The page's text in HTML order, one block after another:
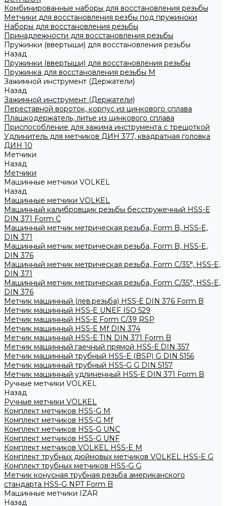
Комбинированные наборы для восстановления резьбы
Метчики для восстановления резбы под пружиноки
Наборы для восстановления резьбы
Принадлежности для восстановления резьбы
Пружинки (ввертыши) для восстановления резьбы
Назад
Пружинки (ввертыши) для восстановления резьбы
Пружинка для восстановления резьбы M
Зажимной инструмент (Держатели)
Назад
Зажимной инструмент (Держатели)
Переставной вороток, корпус из цинкового сплава
Плашкодержатель, литье из цинкового сплава
Приспособление для зажима инструмента с трещоткой
Удлинитель для метчиков ДИН 377, квадратная головка
ДИН 10
Метчики
Назад
Метчики
Машинные метчики VOLKEL
Назад
Машинные метчики VOLKEL
Машинный калибровщик резьбы бесстружечный HSS-Е
DIN 371 Form C
Машинный метчик метрическая резьба, Form B, HSS-E,
DIN 371
Машинный метчик метрическая резьба, Form B, HSS-E,
DIN 376
Машинный метчик метрическая резьба, Form С/35°, HSS-E,
DIN 371
Машинный метчик метрическая резьба, Form С/35°, HSS-E,
DIN 376
Метчик машинный (лев.резьба) HSS-Е DIN 376 Form B
Метчик машинный HSS-E UNEF ISO 529
Метчик машинный HSS-Е Form C/39 RSP
Метчик машинный HSS-Е Mf DIN 374
Метчик машинный HSS-Е TIN DIN 371 Form B
Метчик машинный гаечный прямой HSS-Е DIN 357
Метчик машинный трубный HSS-E (BSP) G DIN 5156
Метчик машинный трубный HSS-G G DIN 5157
Метчик машинный удлиненный HSS-Е DIN 371 Form B
Ручные метчики VOLKEL
Назад
Ручные метчики VOLKEL
Комплект метчиков HSS-G M
Комплект метчиков HSS-G Mf
Комплект метчиков HSS-G UNC
Комплект метчиков HSS-G UNF
Комплект метчиков VOLKEL HSS-E M
Комплект трубных дюймовых метчиков VOLKEL HSS-E G
Комплект трубных метчиков HSS-G G
Метчик конусная трубная резьба американского
стандарта HSS-G NPT Form B
Машинные метчики IZAR
Назад